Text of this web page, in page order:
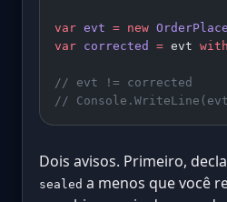
var evt = new
var corrected = evt with
// evt != corrected
//
Dois avisos. Primeiro,
sealed a menos que você